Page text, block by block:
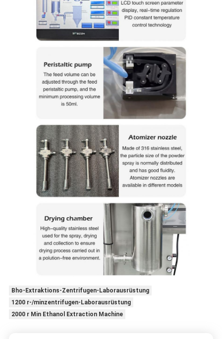
Bho-Extraktions-Zentrifugen-Laborausrüstung
1200 r-/minzentrifugen-Laborausrüstung
2000 r Min Ethanol Extraction Machine